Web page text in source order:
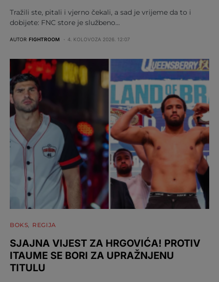
Tražili ste, pitali i vjerno čekali, a sad je vrijeme da to i
dobijete: FNC store je službeno…
AUTOR FIGHTROOM 4. KOLOVOZA 2026. 12:07
BOKS REGIJA
SJAJNA VIJEST ZA HRGOVIĆA! PROTIV
ITAUME SE BORI ZA UPRAŽNJENU
TITULU